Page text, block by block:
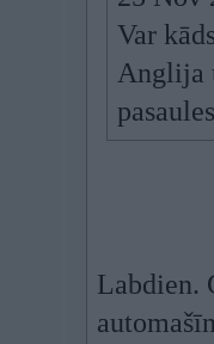
Var
Anglija
Labdien.